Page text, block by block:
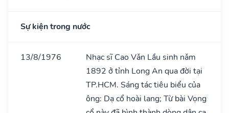
Sự kiện trong nước
13/8/1976
Nhạc sĩ Cao Vǎn Lầu sinh nǎm
1892 ở tỉnh Long An qua đời tại
TP.HCM. Sáng tác tiêu biểu của
ông: Dạ cổ hoài lang; Từ bài Vọng